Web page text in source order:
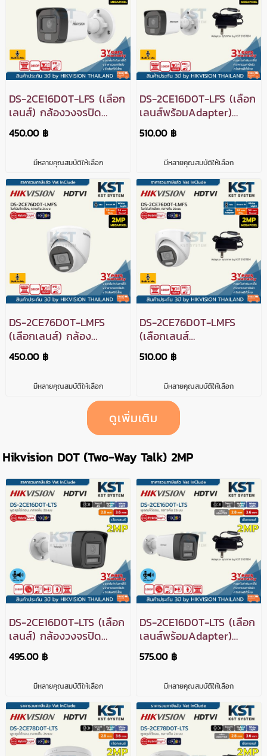
DS-2CE16D0T-LFS (เลือก
เลนส์) กล้องวงจรปิด
Hikvision Smart Hybrid
Light HDTVI 2MP (ไมค์)
450.00 ฿
มีหลายคุณสมบัติให้เลือก
DS-2CE16D0T-LFS (เลือก
เลนส์พร้อมAdapter)
กล้องวงจรปิด Hikvision
Smart Hybrid Light
510.00 ฿
มีหลายคุณสมบัติให้เลือก
DS-2CE76D0T-LMFS
(เลือกเลนส์) กล้อง
วงจรปิด Hikvision
Smart Hybrid Light
450.00 ฿
มีหลายคุณสมบัติให้เลือก
DS-2CE76D0T-LMFS
(เลือกเลนส์
พร้อมAdapter) กล้อง
วงจรปิด Hikvision
HDTVI 2MP (ไมค์)
510.00 ฿
มีหลายคุณสมบัติให้เลือก
ดูเพิ่มเติม
Hikvision D0T (Two-Way Talk) 2MP
DS-2CE16D0T-LTS (เลือก
เลนส์) กล้องวงจรปิด
Hikvision Smart Hybrid
Light HDTVI 2MP (Two-
495.00 ฿
มีหลายคุณสมบัติให้เลือก
DS-2CE16D0T-LTS (เลือก
เลนส์พร้อมAdapter)
กล้องวงจรปิด Hikvision
Smart Hybrid Light
575.00 ฿
มีหลายคุณสมบัติให้เลือก